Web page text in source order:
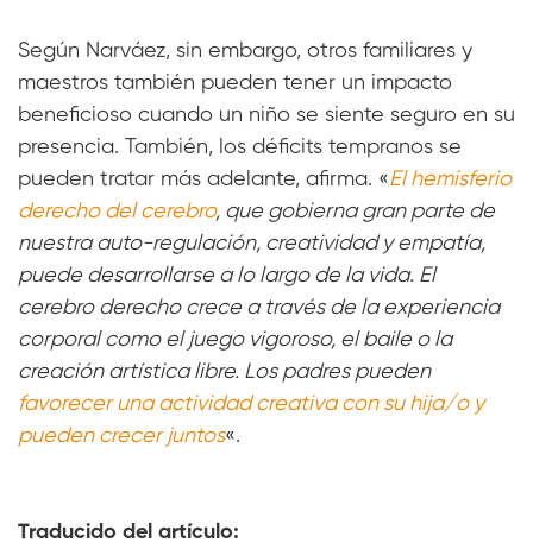
Según Narváez, sin embargo, otros familiares y
maestros también pueden tener un impacto
beneficioso cuando un niño se siente seguro en su
presencia. También, los déficits tempranos se
pueden tratar más adelante, afirma. «El hemisferio
derecho del cerebro, que gobierna gran parte de
nuestra auto-regulación, creatividad y empatía,
puede desarrollarse a lo largo de la vida. El
cerebro derecho crece a través de la experiencia
corporal como el juego vigoroso, el baile o la
creación artística libre. Los padres pueden
favorecer una actividad creativa con su hija/o y
pueden crecer juntos«.
Traducido del artículo: